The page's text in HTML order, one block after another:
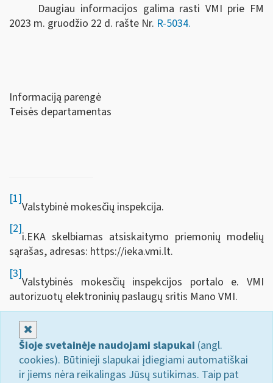
Daugiau informacijos galima rasti VMI prie FM
2023 m. gruodžio 22 d. rašte Nr. R-5034.
Informaciją parengė
Teisės departamentas
[1]
Valstybinė mokesčių inspekcija.
[2]
i.EKA skelbiamas atsiskaitymo priemonių modelių
sąrašas, adresas: https://ieka.vmi.lt.
[3]
Valstybinės mokesčių inspekcijos portalo e. VMI
autorizuotų elektroninių paslaugų sritis Mano VMI.
Šioje svetainėje naudojami slapukai (angl.
cookies). Būtinieji slapukai įdiegiami automatiškai
ir jiems nėra reikalingas Jūsų sutikimas. Taip pat